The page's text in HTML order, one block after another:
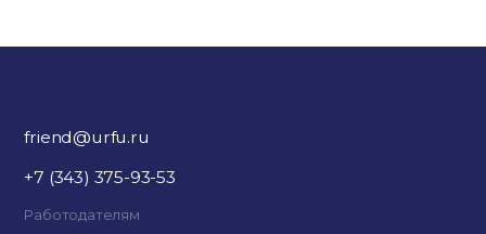
friend@urfu.ru
+7 (343) 375-93-53
Работодателям